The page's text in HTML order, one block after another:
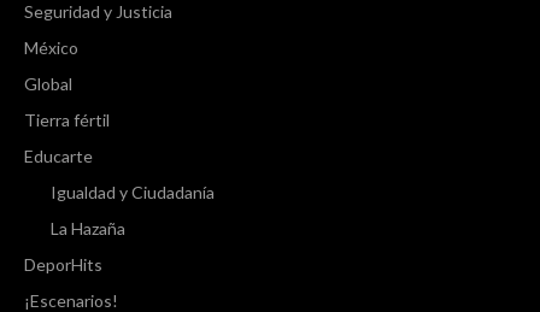
Seguridad y Justicia
México
Global
Tierra fértil
Educarte
Igualdad y Ciudadanía
La Hazaña
DeporHits
¡Escenarios!